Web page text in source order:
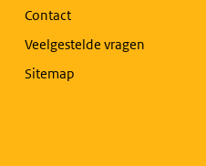
Contact
Veelgestelde vragen
Sitemap